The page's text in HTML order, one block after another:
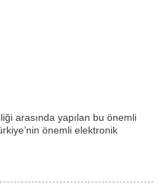
arasında yapılan bu önemli
önemli elektronik